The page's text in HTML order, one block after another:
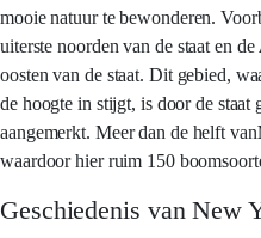
mooie natuur te bewonderen.
uiterste noorden van de staat en de
oosten van de staat. Dit gebied,
de hoogte in stijgt, is door de staat
aangemerkt. Meer dan de helft van
waardoor hier ruim 150
Geschiedenis van New